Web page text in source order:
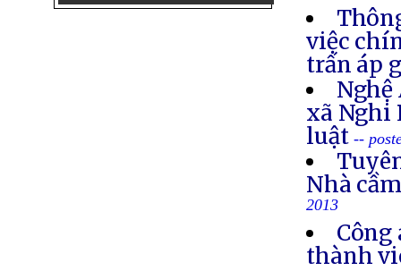
việc
trấn áp
Nghệ
xã Nghi
luật--
Nhà
2013
thành